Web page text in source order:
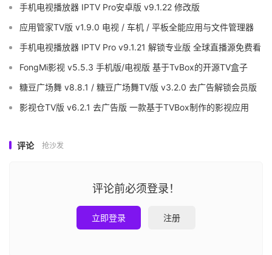
手机电视播放器 IPTV Pro安卓版 v9.1.22 修改版
应用管家TV版 v1.9.0 电视 / 车机 / 平板全能应用与文件管理器
手机电视播放器 IPTV Pro v9.1.21 解锁专业版 全球直播源免费看
FongMi影视 v5.5.3 手机版/电视版 基于TvBox的开源TV盒子
糖豆广场舞 v8.8.1 / 糖豆广场舞TV版 v3.2.0 去广告解锁会员版
影视仓TV版 v6.2.1 去广告版 一款基于TVBox制作的影视应用
评论 抢沙发
评论前必须登录！
立即登录 注册